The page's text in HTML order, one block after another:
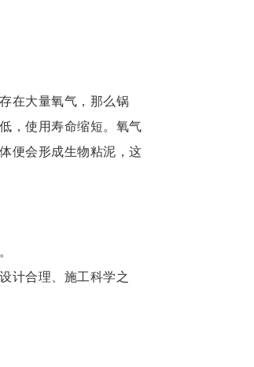
在大量氧气，那么锅
，使用寿命缩短。氧气
便会形成生物粘泥，这
计合理、施工科学之